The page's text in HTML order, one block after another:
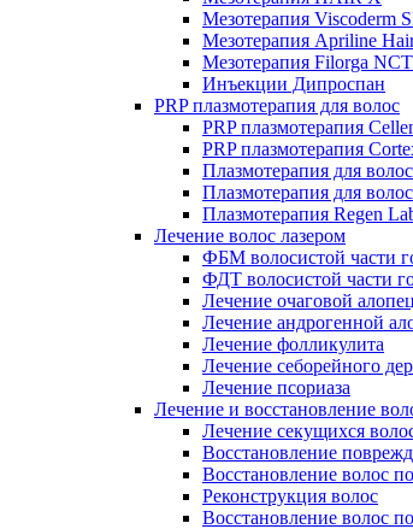
Мезотерапия Viscoderm
Мезотерапия Apriline
Мезотерапия Filorga
Инъекции Дипроспан
PRP плазмотерапия для волос
PRP плазмотерапия
PRP плазмотерапия
Плазмотерапия для
Плазмотерапия для
Плазмотерапия Regen
Лечение волос лазером
ФБМ волосистой части
ФДТ волосистой части
Лечение очаговой
Лечение андрогенной
Лечение фолликулита
Лечение себорейного
Лечение псориаза
Лечение и восстановление
Лечение секущихся
Восстановление
Восстановление волос
Реконструкция волос
Восстановление волос